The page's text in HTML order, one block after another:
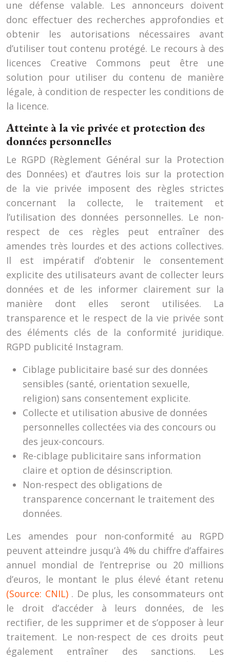
une défense valable. Les annonceurs doivent
donc effectuer des recherches approfondies et
obtenir les autorisations nécessaires avant
d’utiliser tout contenu protégé. Le recours à des
licences Creative Commons peut être une
solution pour utiliser du contenu de manière
légale, à condition de respecter les conditions de
la licence.
Atteinte à la vie privée et protection des
données personnelles
Le RGPD (Règlement Général sur la Protection
des Données) et d’autres lois sur la protection
de la vie privée imposent des règles strictes
concernant la collecte, le traitement et
l’utilisation des données personnelles. Le non-
respect de ces règles peut entraîner des
amendes très lourdes et des actions collectives.
Il est impératif d’obtenir le consentement
explicite des utilisateurs avant de collecter leurs
données et de les informer clairement sur la
manière dont elles seront utilisées. La
transparence et le respect de la vie privée sont
des éléments clés de la conformité juridique.
RGPD publicité Instagram.
Ciblage publicitaire basé sur des données
sensibles (santé, orientation sexuelle,
religion) sans consentement explicite.
Collecte et utilisation abusive de données
personnelles collectées via des concours ou
des jeux-concours.
Re-ciblage publicitaire sans information
claire et option de désinscription.
Non-respect des obligations de
transparence concernant le traitement des
données.
Les amendes pour non-conformité au RGPD
peuvent atteindre jusqu’à 4% du chiffre d’affaires
annuel mondial de l’entreprise ou 20 millions
d’euros, le montant le plus élevé étant retenu
(Source: CNIL) . De plus, les consommateurs ont
le droit d’accéder à leurs données, de les
rectifier, de les supprimer et de s’opposer à leur
traitement. Le non-respect de ces droits peut
également entraîner des sanctions. Les